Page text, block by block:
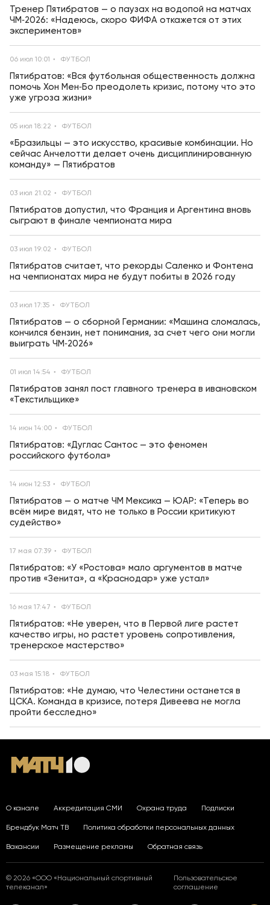
Тренер Пятибратов — о паузах на водопой на матчах
ЧМ‑2026: «Надеюсь, скоро ФИФА откажется от этих
экспериментов»
06 июл 10:01 ФУТБОЛ
Пятибратов: «Вся футбольная общественность должна
помочь Хон Мен‑Бо преодолеть кризис, потому что это
уже угроза жизни»
05 июл 18:22 ФУТБОЛ
«Бразильцы — это искусство, красивые комбинации. Но
сейчас Анчелотти делает очень дисциплинированную
команду» — Пятибратов
03 июл 21:02 ФУТБОЛ
Пятибратов допустил, что Франция и Аргентина вновь
сыграют в финале чемпионата мира
03 июл 19:02 ФУТБОЛ
Пятибратов считает, что рекорды Саленко и Фонтена
на чемпионатах мира не будут побиты в 2026 году
03 июл 17:35 ФУТБОЛ
Пятибратов — о сборной Германии: «Машина сломалась,
кончился бензин, нет понимания, за счет чего они могли
выиграть ЧМ‑2026»
01 июл 14:54 ФУТБОЛ
Пятибратов занял пост главного тренера в ивановском
«Текстильщике»
14 июн 14:00 ФУТБОЛ
Пятибратов: «Дуглас Сантос — это феномен
российского футбола»
14 июн 12:53 ФУТБОЛ
Пятибратов — о матче ЧМ Мексика — ЮАР: «Теперь во
всём мире видят, что не только в России критикуют
судейство»
17 мая 07:39 ФУТБОЛ
Пятибратов: «У «Ростова» мало аргументов в матче
против «Зенита», а «Краснодар» уже устал»
16 мая 17:47 ФУТБОЛ
Пятибратов: «Не уверен, что в Первой лиге растет
качество игры, но растет уровень сопротивления,
тренерское мастерство»
03 мая 15:18 ФУТБОЛ
Пятибратов: «Не думаю, что Челестини останется в
ЦСКА. Команда в кризисе, потеря Дивеева не могла
пройти бесследно»
О канале Аккредитация СМИ Охрана труда Подписки
Брендбук Матч ТВ Политика обработки персональных данных
Вакансии Размещение рекламы Обратная связь
© 2026 «ООО «Национальный спортивный
телеканал»
Пользовательское
соглашение